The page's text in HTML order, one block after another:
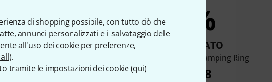
di shopping possibile, con tutto ciò che
annunci personalizzati e il salvataggio delle
all'uso dei cookie per preferenze,
).
tramite le impostazioni dei cookie (qui)
4%
COMPRATO
Adapter
1%
COMPRATO
beyerdynamic Clamping Ring
€ 4,98